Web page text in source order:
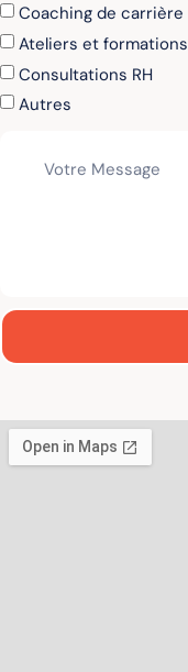
Coaching de carrière
Ateliers et formations
Consultations RH
Autres